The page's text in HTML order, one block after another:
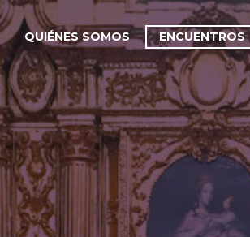
QUIÉNES SOMOS ENCUENTROS